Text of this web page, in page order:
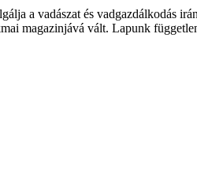
a vadászat és vadgazdálkodás
magazinjává vált. Lapunk